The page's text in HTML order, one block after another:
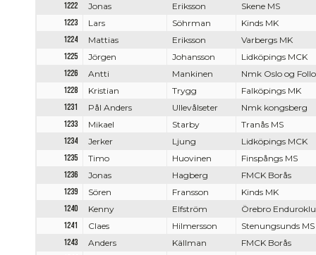
1222
Jonas Eriksson
Skene MS
1223
Lars Söhrman
Kinds MK
1224
Mattias Eriksson
Varbergs MK
1225
Jörgen Johansson
Lidköpings MCK
1226
Antti Mankinen
Nmk Oslo og Follo
1228
Kristian Trygg
Falköpings MK
1231
Pål Anders Ullevålseter
Nmk kongsberg
1233
Mikael Starby
Tranås MS
1234
Jerker Ljung
Lidköpings MCK
1235
Timo Huovinen
Finspångs MS
1236
Jonas Hagberg
FMCK Borås
1239
Sören Fransson
Kinds MK
1240
Kenny Elfström
Örebro
1241
Claes Hilmersson
Stenungsunds MS
1243
Anders Källman
FMCK Borås